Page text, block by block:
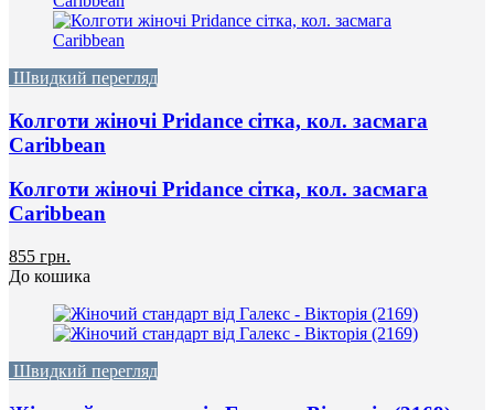
Швидкий перегляд
Колготи жіночі Pridance сітка, кол. засмага
Caribbean
Колготи жіночі Pridance сітка, кол. засмага
Caribbean
855 грн.
До кошика
Швидкий перегляд